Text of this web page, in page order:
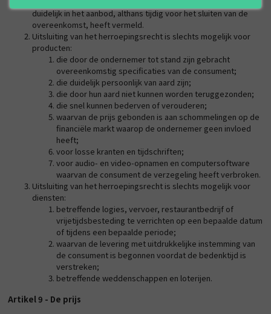
duidelijk in het aanbod, althans tijdig voor het sluiten van de
overeenkomst, heeft vermeld.
Uitsluiting van het herroepingsrecht is slechts mogelijk voor
producten:
die door de ondernemer tot stand zijn gebracht
overeenkomstig specificaties van de consument;
die duidelijk persoonlijk van aard zijn;
die door hun aard niet kunnen worden teruggezonden;
die snel kunnen bederven of verouderen;
waarvan de prijs gebonden is aan schommelingen op de
financiële markt waarop de ondernemer geen invloed
heeft;
voor losse kranten en tijdschriften;
voor audio- en video-opnamen en computersoftware
waarvan de consument de verzegeling heeft verbroken.
Uitsluiting van het herroepingsrecht is slechts mogelijk voor
diensten:
betreffende logies, vervoer, restaurantbedrijf of
vrijetijdsbesteding te verrichten op een bepaalde datum
of tijdens een bepaalde periode;
waarvan de levering met uitdrukkelijke instemming van
de consument is begonnen voordat de bedenktijd is
verstreken;
betreffende weddenschappen en loterijen.
Artikel 9 - De prijs